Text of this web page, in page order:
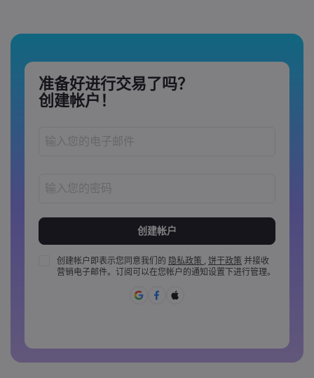
准备好进行交易了吗？
创建帐户！
密码必须至少包含 1 个大写字母
密码必须至少包含 1 个小写字母
密码必须包含 ~!@#£%^&amp;*()_-+=:;&lt;&gt;{,[]?,.
创建帐户即表示您同意我们的 隐私政策 , 饼干政策 并接收
营销电子邮件。订阅可以在您帐户的通知设置下进行管理。